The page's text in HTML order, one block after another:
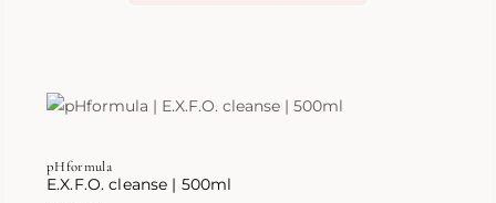
pHformula
E.X.F.O. cleanse | 500ml